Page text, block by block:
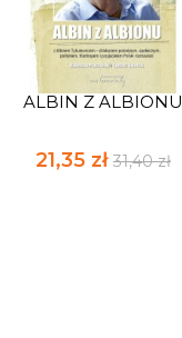
ALBIN Z ALBIONU
21,35 zł 31,40 zł